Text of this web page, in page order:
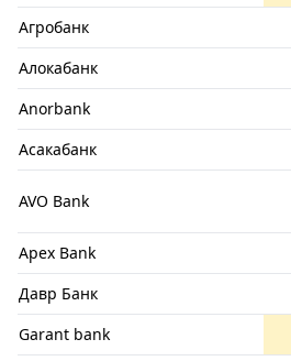
Агробанк
Алокабанк
Anorbank
Асакабанк
AVO Bank
Apex Bank
Давр Банк
Garant bank